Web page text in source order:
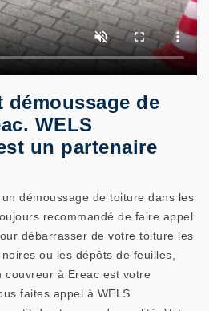
démoussage de
WELS
un partenaire
démoussage de toiture dans les
recommandé de faire appel
débarrasser de votre toiture les
ou les dépôts de feuilles,
couvreur à Ereac est votre
faites appel à WELS